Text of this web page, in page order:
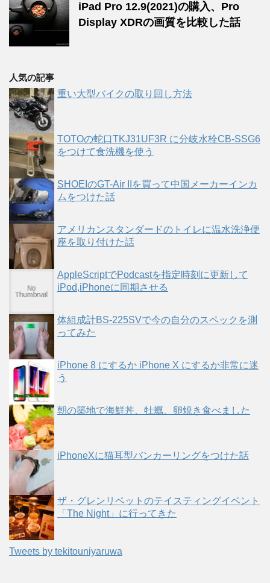
iPad Pro 12.9(2021)の購入、Pro
Display XDRの画質を比較した話
人気の記事
重い大型バイクの取り回し方法
TOTOの蛇口TKJ31UF3R に分岐水栓CB-SSG6
をつけて食洗機を使う
SHOEIのGT-Air IIを買って中国メーカーインカ
ムをつけた話
アメリカンスタンダードのトイレに温水洗浄便
座を取り付けた話
AppleScriptでPodcastを指定時刻に更新して
iPod,iPhoneに同期させる
体組成計BS-225SVで今の自分のスペックを測
ってみた
iPhone 8 にするか iPhone X にするか非常に迷
う
朝の築地で海鮮丼、牡蠣、卵焼き食べました
iPhoneXに猫耳型バンカーリングをつけた話
ザ・グレンリベットのテイスティングイベント
「The Night」に行ってきた
Tweets by tekitouniyaruwa